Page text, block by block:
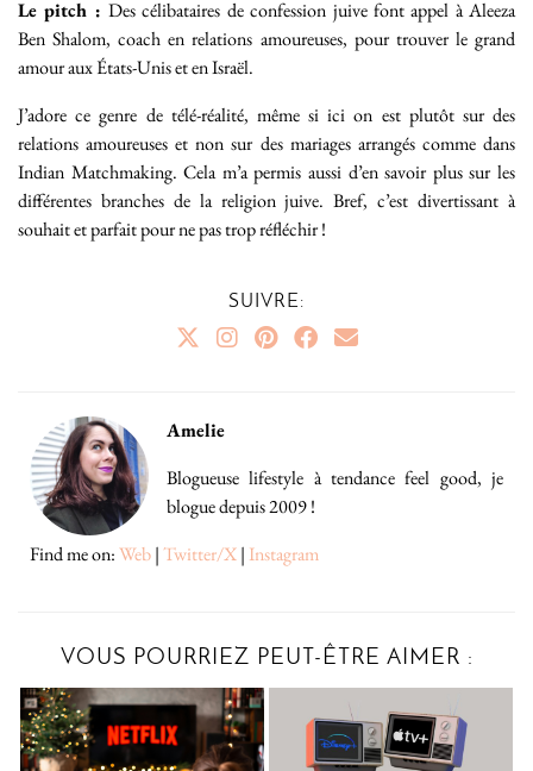
Le pitch :Des célibataires de confession juive font appel à Aleeza
Ben Shalom, coach en relations amoureuses, pour trouver le grand
amour aux États-Unis et en Israël.
J’adore ce genre de télé-réalité, même si ici on est plutôt sur des
relations amoureuses et non sur des mariages arrangés comme dans
Indian Matchmaking. Cela m’a permis aussi d’en savoir plus sur les
différentes branches de la religion juive. Bref, c’est divertissant à
souhait et parfait pour ne pas trop réfléchir !
SUIVRE:
Amelie
Blogueuse lifestyle à tendance feel good, je
blogue depuis 2009 !
Find me on:Web|Twitter/X| Instagram
VOUS POURRIEZ PEUT-ÊTRE AIMER :